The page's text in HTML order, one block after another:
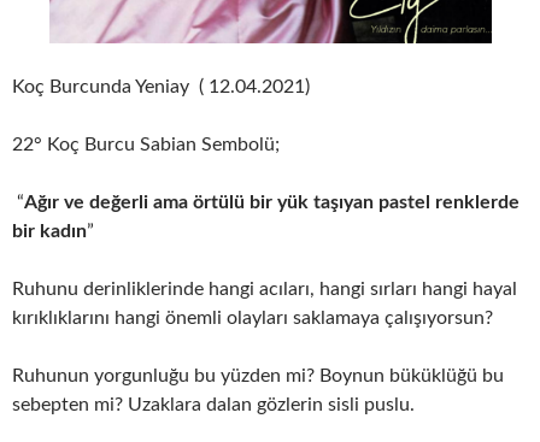
Koç Burcunda Yeniay ( 12.04.2021)
22° Koç Burcu Sabian Sembolü;
“Ağır ve değerli ama örtülü bir yük taşıyan pastel renklerde
bir kadın”
Ruhunu derinliklerinde hangi acıları, hangi sırları hangi hayal
kırıklıklarını hangi önemli olayları saklamaya çalışıyorsun?
Ruhunun yorgunluğu bu yüzden mi? Boynun büküklüğü bu
sebepten mi? Uzaklara dalan gözlerin sisli puslu.